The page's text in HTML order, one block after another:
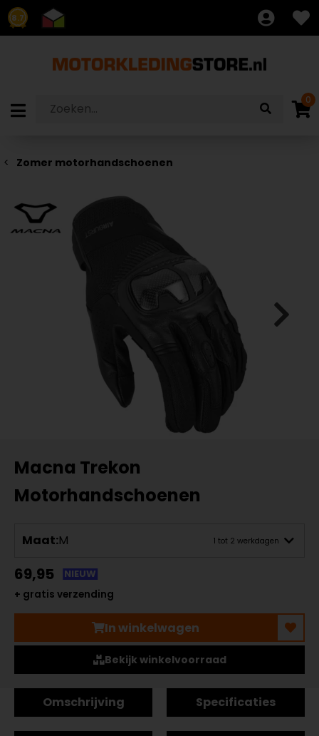
8.7
0
Zomer motorhandschoenen
Macna Trekon
Motorhandschoenen
Maat:M 1 tot 2 werkdagen
69,95
NIEUW
+ gratis verzending
In winkelwagen
Bekijk winkelvoorraad
Omschrijving Specificaties